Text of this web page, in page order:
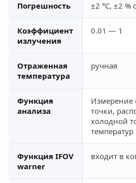
Погрешность ±2 °C, ±2 %
Коэффициент
излучения
0.01 — 1
Отраженная
температура
ручная
Функция
анализа
Измерение
точки,
холодной
температур
Функция IFOV
warner
входит в